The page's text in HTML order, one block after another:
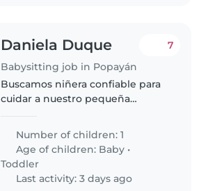
Daniela Duque
Babysitting job in Popayán
7
Buscamos niñera confiable para
cuidar a nuestro pequeña
de 20 meses. Requerimos que
prepare comidas sencillas para la
bebé. Ideal que tenga
experiencia..
Number of children: 1
Age of children: Baby •
Toddler
Last activity: 3 days ago